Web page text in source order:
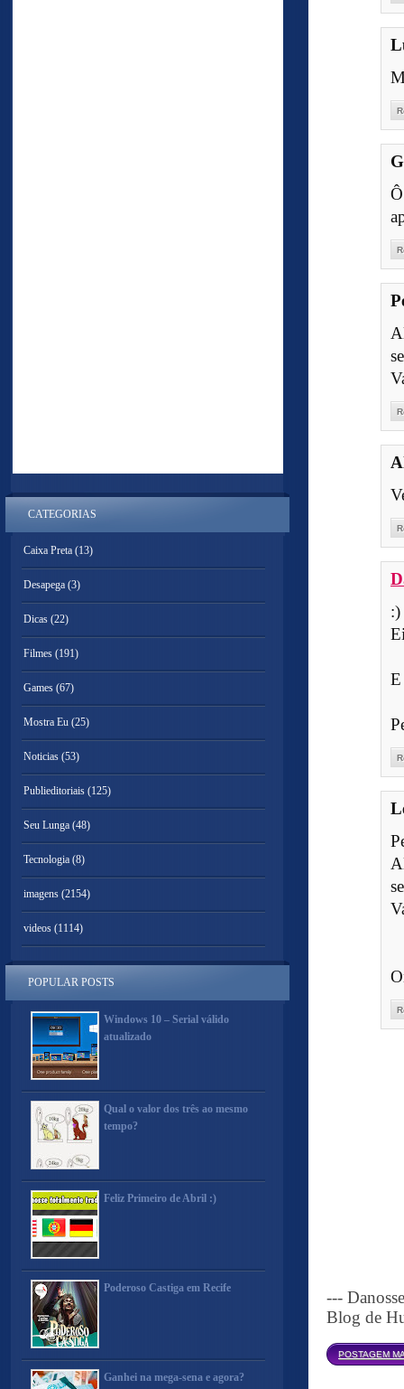
:)
E
---
Blog de
POSTAGEM
CATEGORIAS
Caixa Preta (13)
Desapega (3)
Dicas (22)
Filmes (191)
Games (67)
Mostra Eu (25)
Noticias (53)
Publieditoriais (125)
Seu Lunga (48)
Tecnologia (8)
imagens (2154)
videos (1114)
POPULAR POSTS
Windows 10 – Serial válido
atualizado
Qual o valor dos três ao mesmo
tempo?
Feliz Primeiro de Abril :)
Poderoso Castiga em Recife
Ganhei na mega-sena e agora?